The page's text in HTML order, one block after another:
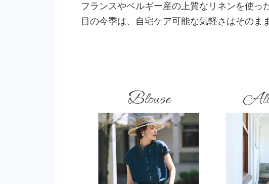
フランスやベルギー産の上質なリネンを使
目の今季は、自宅ケア可能な気軽さはそのま
Blouse